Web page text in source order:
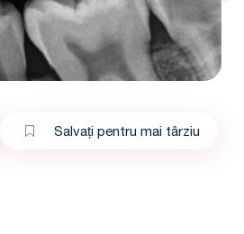
Salvați pentru mai târziu